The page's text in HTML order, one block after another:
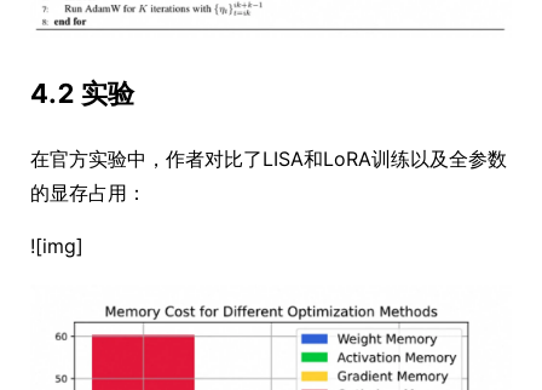
4.2 实验
在官方实验中，作者对比了LISA和LoRA训练以及全参数
的显存占用：
![img]